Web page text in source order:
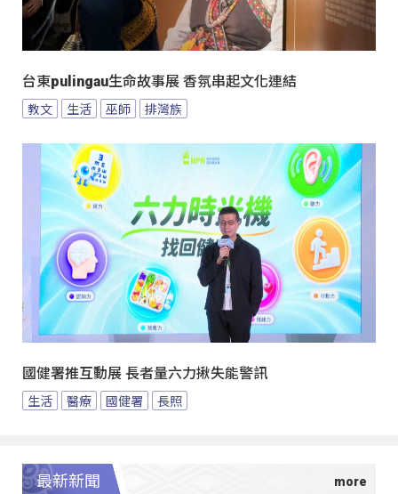
台東pulingau生命故事展 香氛串起文化連結
教文 生活 巫師 排灣族
國健署推互動展 長者量六力揪失能警訊
生活 醫療 國健署 長照
最新新聞